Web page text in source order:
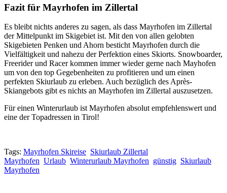
Fazit für Mayrhofen im Zillertal
Es bleibt nichts anderes zu sagen, als dass Mayrhofen im Zillertal
der Mittelpunkt im Skigebiet ist. Mit den von allen gelobten
Skigebieten Penken und Ahorn besticht Mayrhofen durch die
Vielfältigkeit und nahezu der Perfektion eines Skiorts. Snowboarder,
Freerider und Racer kommen immer wieder gerne nach Mayhofen
um von den top Gegebenheiten zu profitieren und um einen
perfekten Skiurlaub zu erleben. Auch bezüglich des Après-
Skiangebots gibt es nichts an Mayrhofen im Zillertal auszusetzen.
Für einen Winterurlaub ist Mayrhofen absolut empfehlenswert und
eine der Topadressen in Tirol!
Tags: Mayrhofen Skireise Skiurlaub Zillertal
Mayrhofen Urlaub Winterurlaub Mayrhofen günstig Skiurlaub
Mayrhofen